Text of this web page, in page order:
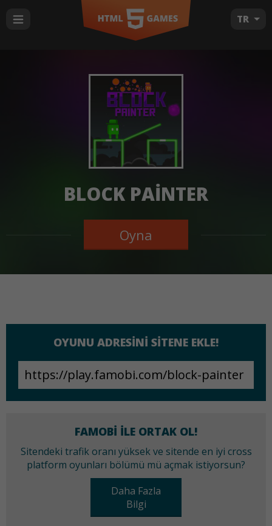
TR
BLOCK PAINTER
Oyna
OYUNU ADRESINI SITENE EKLE!
FAMOBI ILE ORTAK OL!
Sitendeki trafik oranı yüksek ve sitende en iyi cross
platform oyunları bölümü mü açmak istiyorsun?
Daha Fazla
Bilgi